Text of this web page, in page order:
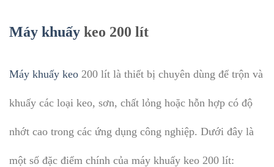
Máy khuấy keo 200 lít
Máy khuấy keo 200 lít là thiết bị chuyên dùng để trộn và
khuấy các loại keo, sơn, chất lỏng hoặc hỗn hợp có độ
nhớt cao trong các ứng dụng công nghiệp. Dưới đây là
một số đặc điểm chính của máy khuấy keo 200 lít: